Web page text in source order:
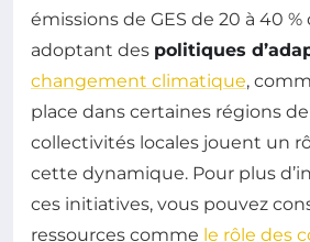
émissions de GES de 20 à 40 %
adoptant des politiques
changement climatique,
place dans certaines régions de
collectivités locales jouent un
cette dynamique. Pour plus
ces initiatives, vous pouvez
ressources comme le rôle des